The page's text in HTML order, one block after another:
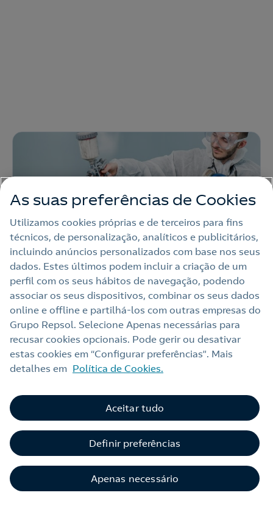
Indústria
Seja qual for o seu modelo industrial, cobrimos
as necessidades energéticas de todas elas:
cerâmicas, cabines de pintura, metalúrgica, etc.
As suas preferências de Cookies
Utilizamos cookies próprias e de terceiros para fins
técnicos, de personalização, analíticos e publicitários,
incluindo anúncios personalizados com base nos seus
dados. Estes últimos podem incluir a criação de um
perfil com os seus hábitos de navegação, podendo
associar os seus dispositivos, combinar os seus dados
online e offline e partilhá‑los com outras empresas do
Grupo Repsol. Selecione Apenas necessárias para
recusar cookies opcionais. Pode gerir ou desativar
estas cookies em “Configurar preferências”. Mais
detalhes em Política de Cookies.
Definir preferências
Apenas necessário
Aceitar tudo